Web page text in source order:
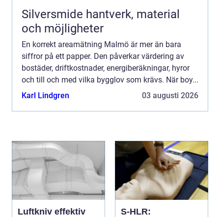
Silversmide hantverk, material
och möjligheter
En korrekt areamätning Malmö är mer än bara
siffror på ett papper. Den påverkar värdering av
bostäder, driftkostnader, energiberäkningar, hyror
och till och med vilka bygglov som krävs. När boy...
Karl Lindgren
03 augusti 2026
Luftkniv effektiv
S-HLR: